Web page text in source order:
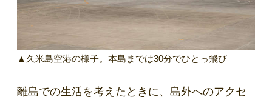
▲久米島空港の様子。本島までは30分でひとっ飛び
離島での生活を考えたときに、島外へのアクセ